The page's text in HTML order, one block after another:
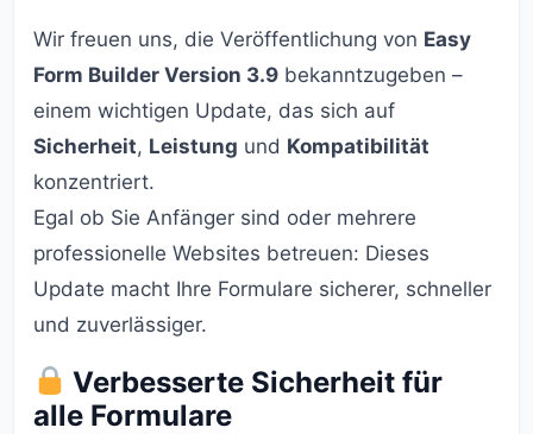
Wir freuen uns, die Veröffentlichung von Easy
Form Builder Version 3.9 bekanntzugeben –
einem wichtigen Update, das sich auf
Sicherheit, Leistung und Kompatibilität
konzentriert.
Egal ob Sie Anfänger sind oder mehrere
professionelle Websites betreuen: Dieses
Update macht Ihre Formulare sicherer, schneller
und zuverlässiger.
Verbesserte Sicherheit für
alle Formulare